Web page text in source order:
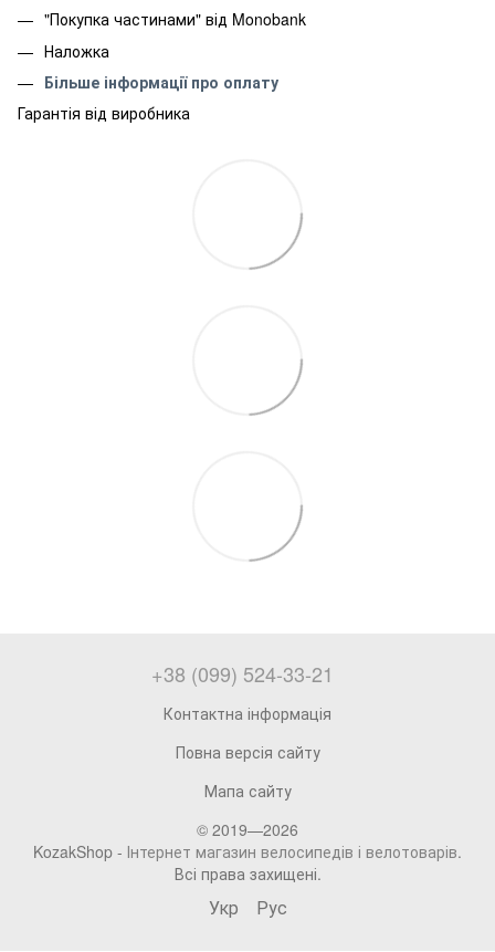
"Покупка частинами" від Monobank
Наложка
Більше інформації про оплату
Гарантія від виробника
+38 (099) 524-33-21
Контактна інформація
Повна версія сайту
Мапа сайту
© 2019—2026
KozakShop - Інтернет магазин велосипедів і велотоварів.
Всі права захищені.
Укр Рус